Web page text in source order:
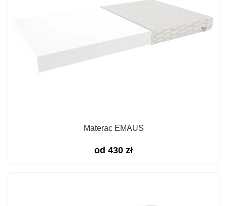
Materac EMAUS
od 430 zł